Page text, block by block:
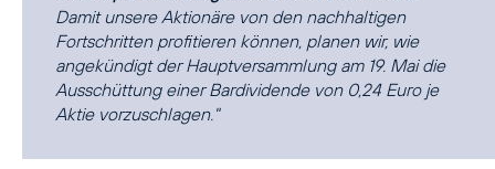
Damit unsere Aktionäre von den nachhaltigen
Fortschritten profitieren können, planen wir, wie
angekündigt der Hauptversammlung am 19. Mai die
Ausschüttung einer Bardividende von 0,24 Euro je
Aktie vorzuschlagen."